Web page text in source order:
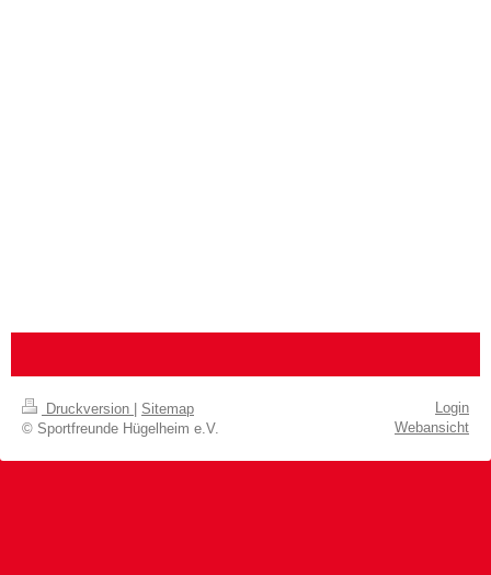
Druckversion
Sitemap
© Sportfreunde Hügelheim e.V.
Login
Webansicht